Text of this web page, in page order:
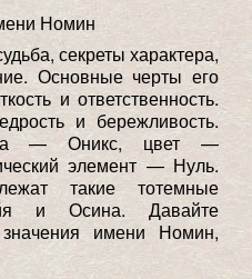
секреты характера,
Основные черты его
и ответственность.
и бережливость.
— Оникс, цвет —
элемент — Нуль.
такие тотемные
и Осина. Давайте
имени Номин,